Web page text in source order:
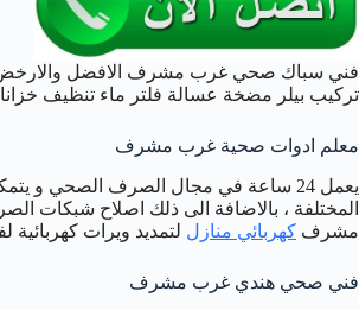
تركيب بيلر مضخة عسالة فلتر ماء تنظيف
معلم ادوات صحية غرب مشرف
يعمل 24 ساعة في مجال الصرف الصحي و
المختلفة ، بالاضافة الى ذلك اصلاح
مشرف كهربائي منازل لتمديد ويرات كهربائية
فني صحي هندي غرب مشرف